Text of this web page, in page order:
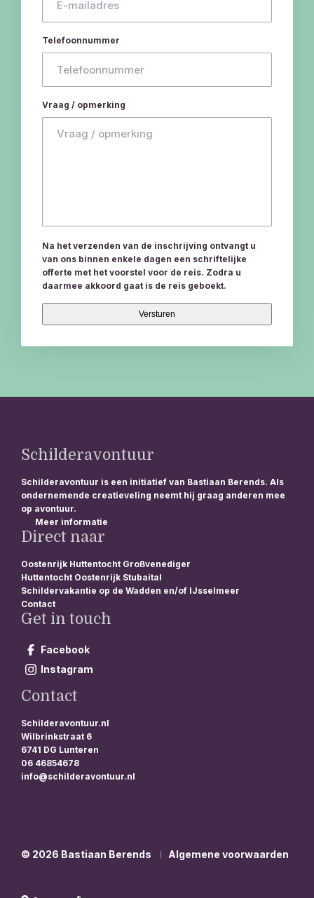
Telefoonnummer
Vraag / opmerking
Na het verzenden van de inschrijving ontvangt u
van ons binnen enkele dagen een schriftelijke
offerte met het voorstel voor de reis. Zodra u
daarmee akkoord gaat is de reis geboekt.
Schilderavontuur
Schilderavontuur is een initiatief van Bastiaan Berends. Als
ondernemende creatieveling neemt hij graag anderen mee
op avontuur.
Meer informatie
Direct naar
Oostenrijk Huttentocht Großvenediger
Huttentocht Oostenrijk Stubaital
Schildervakantie op de Wadden en/of IJsselmeer
Contact
Get in touch
Facebook
Instagram
Contact
Schilderavontuur.nl
Wilbrinkstraat 6
6741 DG Lunteren
06 46854678
info@schilderavontuur.nl
© 2026 Bastiaan Berends Algemene voorwaarden